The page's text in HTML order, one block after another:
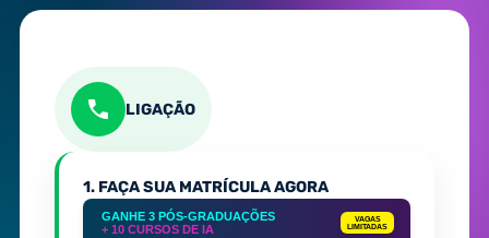
LIGAÇÃO
1. FAÇA SUA MATRÍCULA AGORA
GANHE 3 PÓS-GRADUAÇÕES
+ 10 CURSOS DE IA
VAGAS
LIMITADAS